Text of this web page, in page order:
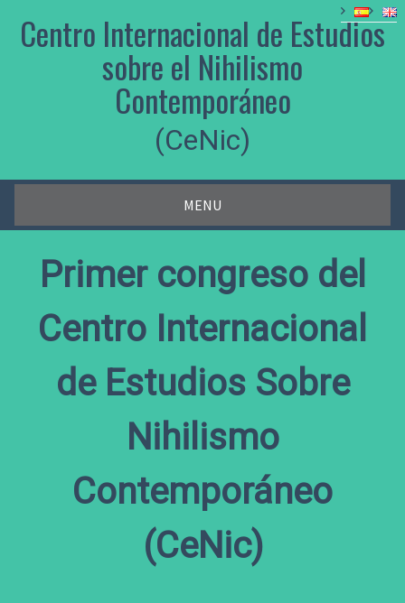
contentCentro Internacional de Estudios
sobre el Nihilismo
Contemporáneo
(CeNic)
MENU
Primer congreso del
Centro Internacional
de Estudios Sobre
Nihilismo
Contemporáneo
(CeNic)